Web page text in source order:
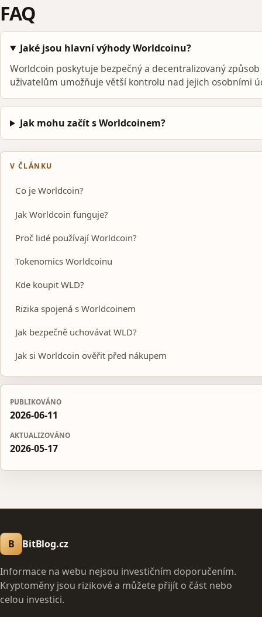
FAQ
Jaké jsou hlavní výhody Worldcoinu?
Worldcoin poskytuje bezpečný a decentralizovaný
uživatelům umožňuje větší kontrolu nad jejich osobními
Jak mohu začít s Worldcoinem?
V ČLÁNKU
Co je Worldcoin?
Jak Worldcoin funguje?
Proč lidé používají Worldcoin?
Tokenomics Worldcoinu
Kde koupit WLD?
Rizika spojená s Worldcoinem
Jak bezpečně uchovávat WLD?
Jak si Worldcoin ověřit před nákupem
PUBLIKOVÁNO
2026-06-11
AKTUALIZOVÁNO
2026-05-17
B BitBlog.cz
Informace na webu nejsou investičním doporučením.
Kryptoměny jsou rizikové a můžete přijít o část nebo
celou investici.